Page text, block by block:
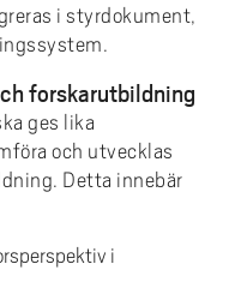
i styrdokument,
forskarutbildning
ges lika
och utvecklas
Detta innebär
i